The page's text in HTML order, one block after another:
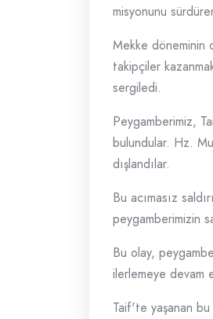
misyonunu
Mekke döneminin
takipçiler
sergiledi.
Peygamberimiz,
bulundular. Hz.
dışlandılar.
Bu acımasız
peygamberimizin
Bu olay,
ilerlemeye devam
Taif'te yaşanan bu